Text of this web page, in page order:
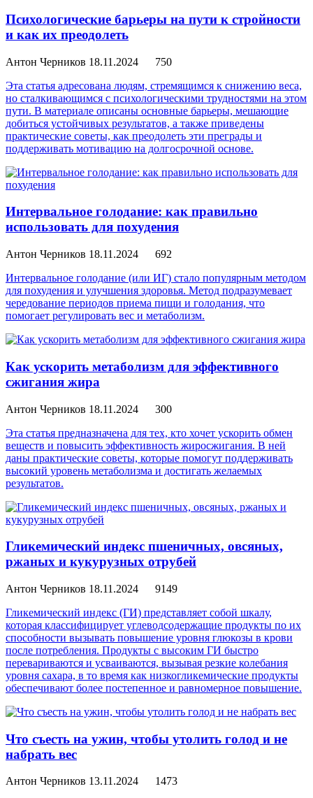
Психологические барьеры на пути к стройности
и как их преодолеть
Антон Черников 18.11.2024
750
Эта статья адресована людям, стремящимся к снижению веса,
но сталкивающимся с психологическими трудностями на этом
пути. В материале описаны основные барьеры, мешающие
добиться устойчивых результатов, а также приведены
практические советы, как преодолеть эти преграды и
поддерживать мотивацию на долгосрочной основе.
Интервальное голодание: как правильно
использовать для похудения
Антон Черников 18.11.2024
692
Интервальное голодание (или ИГ) стало популярным методом
для похудения и улучшения здоровья. Метод подразумевает
чередование периодов приема пищи и голодания, что
помогает регулировать вес и метаболизм.
Как ускорить метаболизм для эффективного
сжигания жира
Антон Черников 18.11.2024
300
Эта статья предназначена для тех, кто хочет ускорить обмен
веществ и повысить эффективность жиросжигания. В ней
даны практические советы, которые помогут поддерживать
высокий уровень метаболизма и достигать желаемых
результатов.
Гликемический индекс пшеничных, овсяных,
ржаных и кукурузных отрубей
Антон Черников 18.11.2024
9149
Гликемический индекс (ГИ) представляет собой шкалу,
которая классифицирует углеводсодержащие продукты по их
способности вызывать повышение уровня глюкозы в крови
после потребления. Продукты с высоким ГИ быстро
перевариваются и усваиваются, вызывая резкие колебания
уровня сахара, в то время как низкогликемические продукты
обеспечивают более постепенное и равномерное повышение.
Что съесть на ужин, чтобы утолить голод и не
набрать вес
Антон Черников 13.11.2024
1473